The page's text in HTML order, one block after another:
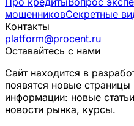
мошенниковСекретные
Контакты
platform@procent.ru
Оставайтесь с нами
Сайт находится в
появятся новые
информации: новые
новости рынка, курсы.